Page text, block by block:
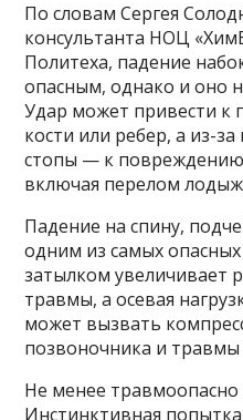
По словам Сергея
консультанта НОЦ
Политеха, падение
опасным, однако и оно
Удар может привести к
кости или ребер, а из-
стопы — к повреждению
включая перелом
Падение на спину,
одним из самых
затылком увеличивает
травмы, а осевая
может вызвать
позвоночника и травмы
Не менее
Инстинктивная